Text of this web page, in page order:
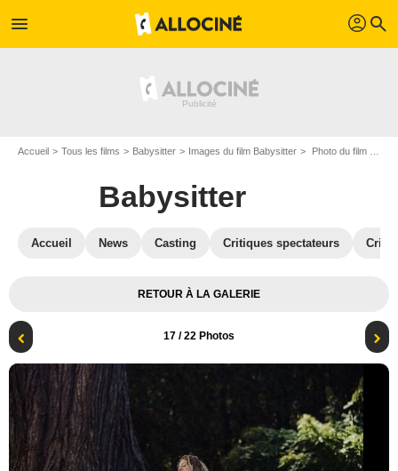
menu profil search
Accueil Tous les films Babysitter Images du film Babysitter Photo du film Babysitter - Photo 17
Babysitter
Accueil News Casting Critiques spectateurs
RETOUR À LA GALERIE
17 / 22 Photos